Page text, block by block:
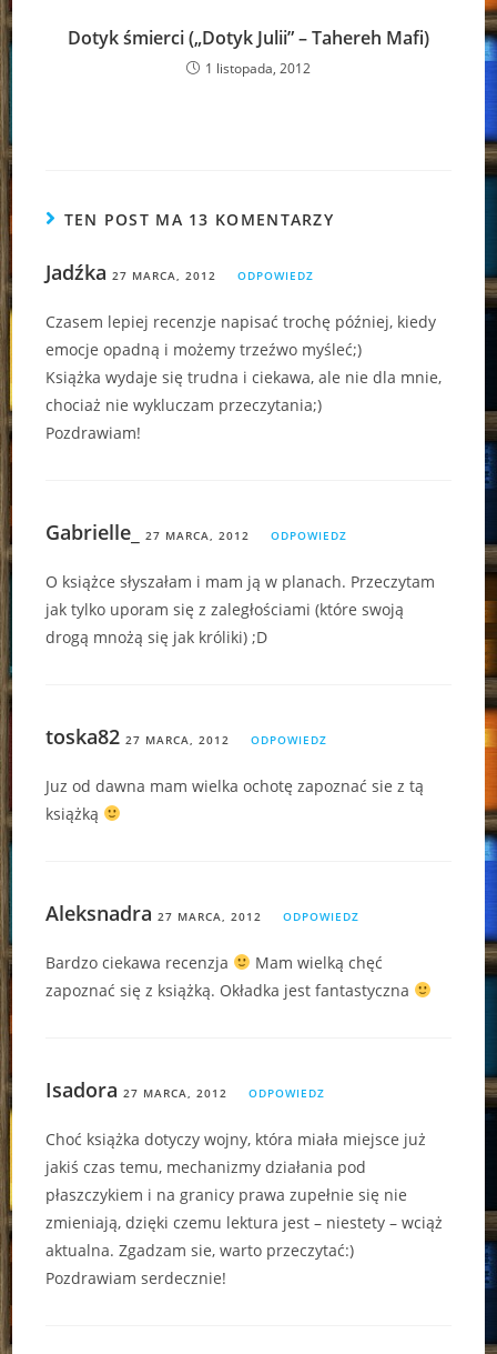
Dotyk śmierci („Dotyk Julii” – Tahereh Mafi)
1 listopada, 2012
TEN POST MA 13 KOMENTARZY
Jadźka 27 MARCA, 2012 ODPOWIEDZ
Czasem lepiej recenzje napisać trochę później, kiedy
emocje opadną i możemy trzeźwo myśleć;)
Książka wydaje się trudna i ciekawa, ale nie dla mnie,
chociaż nie wykluczam przeczytania;)
Pozdrawiam!
Gabrielle_ 27 MARCA, 2012 ODPOWIEDZ
O książce słyszałam i mam ją w planach. Przeczytam
jak tylko uporam się z zaległościami (które swoją
drogą mnożą się jak króliki) ;D
toska82 27 MARCA, 2012 ODPOWIEDZ
Juz od dawna mam wielka ochotę zapoznać sie z tą
książką
Aleksnadra 27 MARCA, 2012 ODPOWIEDZ
Bardzo ciekawa recenzja
Mam wielką chęć
zapoznać się z książką. Okładka jest fantastyczna
Isadora 27 MARCA, 2012 ODPOWIEDZ
Choć książka dotyczy wojny, która miała miejsce już
jakiś czas temu, mechanizmy działania pod
płaszczykiem i na granicy prawa zupełnie się nie
zmieniają, dzięki czemu lektura jest – niestety – wciąż
aktualna. Zgadzam sie, warto przeczytać:)
Pozdrawiam serdecznie!